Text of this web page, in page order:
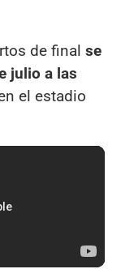
de final se
julio a las
el estadio